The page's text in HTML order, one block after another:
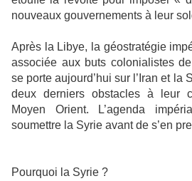
nouveaux gouvernements à leur
Après la Libye, la géostratégie
associée aux buts colonialistes de
se porte aujourd’hui sur l’Iran et la
deux derniers obstacles à leur
Moyen Orient. L’agenda
soumettre la Syrie avant de s’en
Pourquoi la Syrie ?